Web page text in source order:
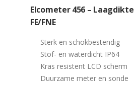
Elcometer 456 – Laagdikte
FE/FNE
Sterk en schokbestendig
Stof- en waterdicht IP64
Kras resistent LCD scherm
Duurzame meter en sonde